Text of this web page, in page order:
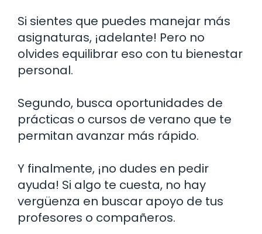
Si sientes que puedes manejar más
asignaturas, ¡adelante! Pero no
olvides equilibrar eso con tu bienestar
personal.
Segundo, busca oportunidades de
prácticas o cursos de verano que te
permitan avanzar más rápido.
Y finalmente, ¡no dudes en pedir
ayuda! Si algo te cuesta, no hay
vergüenza en buscar apoyo de tus
profesores o compañeros.